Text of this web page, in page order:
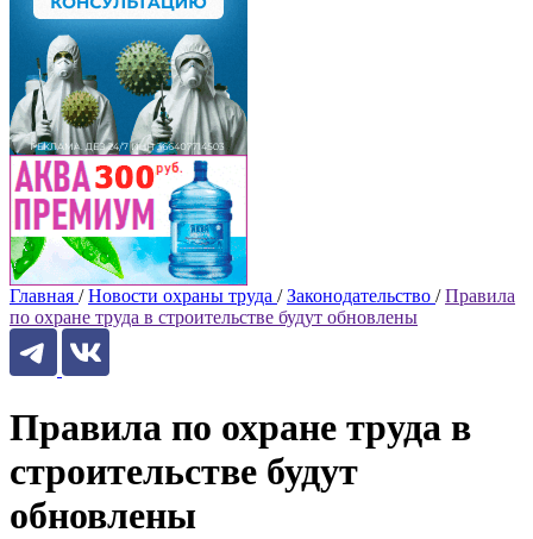
Главная / Новости охраны труда / Законодательство / Правила
по охране труда в строительстве будут обновлены
Правила по охране труда в
строительстве будут
обновлены